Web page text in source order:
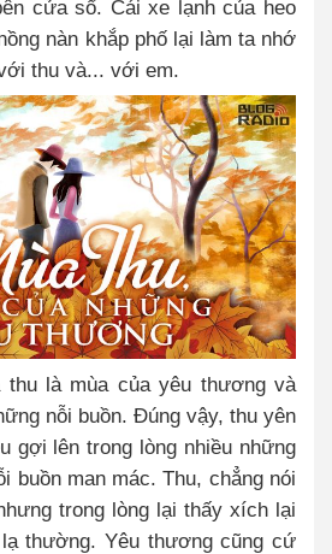
cửa sổ. Cái xe lạnh của heo
nàn khắp phố lại làm ta nhớ
thu và... với em.
thu là mùa của yêu thương và
nỗi buồn. Đúng vậy, thu yên
gợi lên trong lòng nhiều những
buồn man mác. Thu, chẳng nói
trong lòng lại thấy xích lại
thường. Yêu thương cũng cứ